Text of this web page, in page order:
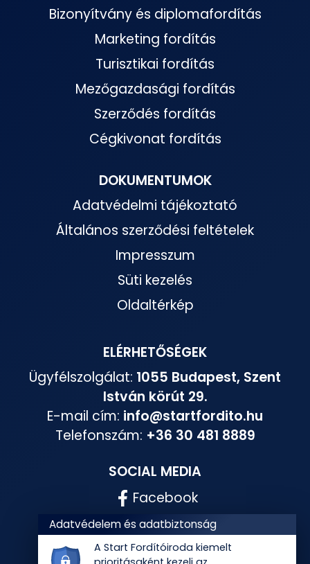
Adatvédelem és adatbiztonság
A Start Fordítóiroda kiemelt
Bizonyítvány és diplomafordítás
Marketing fordítás
Turisztikai fordítás
Mezőgazdasági fordítás
Szerződés fordítás
Cégkivonat fordítás
DOKUMENTUMOK
Adatvédelmi tájékoztató
Általános szerződési feltételek
Impresszum
Süti kezelés
Oldaltérkép
ELÉRHETŐSÉGEK
Ügyfélszolgálat: 1055 Budapest, Szent
István körút 29.
E-mail cím: info@startfordito.hu
Telefonszám: +36 30 481 8889
SOCIAL MEDIA
Facebook
Instagram